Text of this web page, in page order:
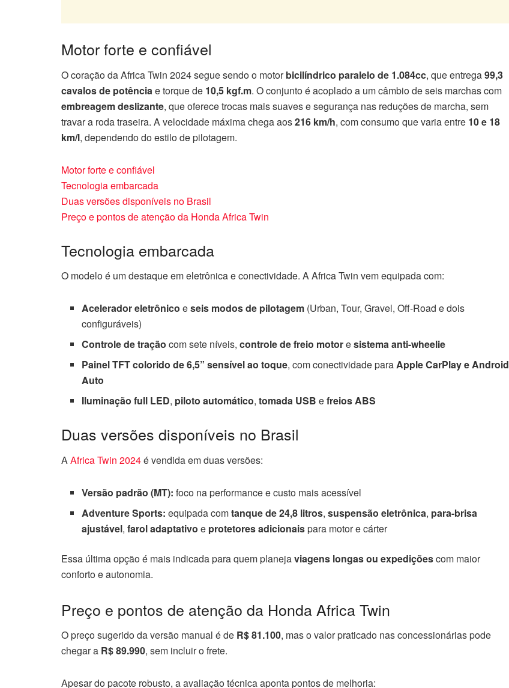
Motor forte e confiável
O coração da Africa Twin 2024 segue sendo o motorbicilíndrico paralelo de 1.084cc, que entrega99,3
cavalos de potênciae torque de 10,5 kgf.m. O conjunto é acoplado a um câmbio de seis marchas com
embreagem deslizante, que oferece trocas mais suaves e segurança nas reduções de marcha, sem
travar a roda traseira. A velocidade máxima chega aos216 km/h, com consumo que varia entre 10 e 18
km/l, dependendo do estilo de pilotagem.
Motor forte e confiável
Tecnologia embarcada
Duas versões disponíveis no Brasil
Preço e pontos de atenção da Honda Africa Twin
Tecnologia embarcada
O modelo é um destaque em eletrônica e conectividade. A Africa Twin vem equipada com:
Acelerador eletrônico eseis modos de pilotagem (Urban, Tour, Gravel, Off-Road e dois
configuráveis)
Controle de tração com sete níveis,controle de freio motoresistema anti-wheelie
Painel TFT colorido de 6,5” sensível ao toque, com conectividade paraApple CarPlay e Android
Auto
Iluminação full LED, piloto automático,tomada USB efreios ABS
Duas versões disponíveis no Brasil
AAfrica Twin 2024é vendida em duas versões:
Versão padrão (MT): foco na performance e custo mais acessível
Adventure Sports: equipada comtanque de 24,8 litros,suspensão eletrônica, para-brisa
ajustável,farol adaptativo e protetores adicionaispara motor e cárter
Essa última opção é mais indicada para quem planejaviagens longas ou expediçõescom maior
conforto e autonomia.
Preço e pontos de atenção da Honda Africa Twin
O preço sugerido da versão manual é de R$ 81.100, mas o valor praticado nas concessionárias pode
chegar a R$ 89.990, sem incluir o frete.
Apesar do pacote robusto, a avaliação técnica aponta pontos de melhoria: